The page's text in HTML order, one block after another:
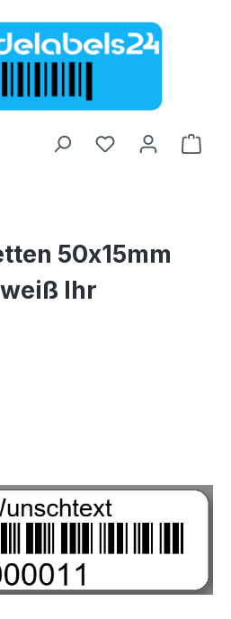
50x15mm
Ihr